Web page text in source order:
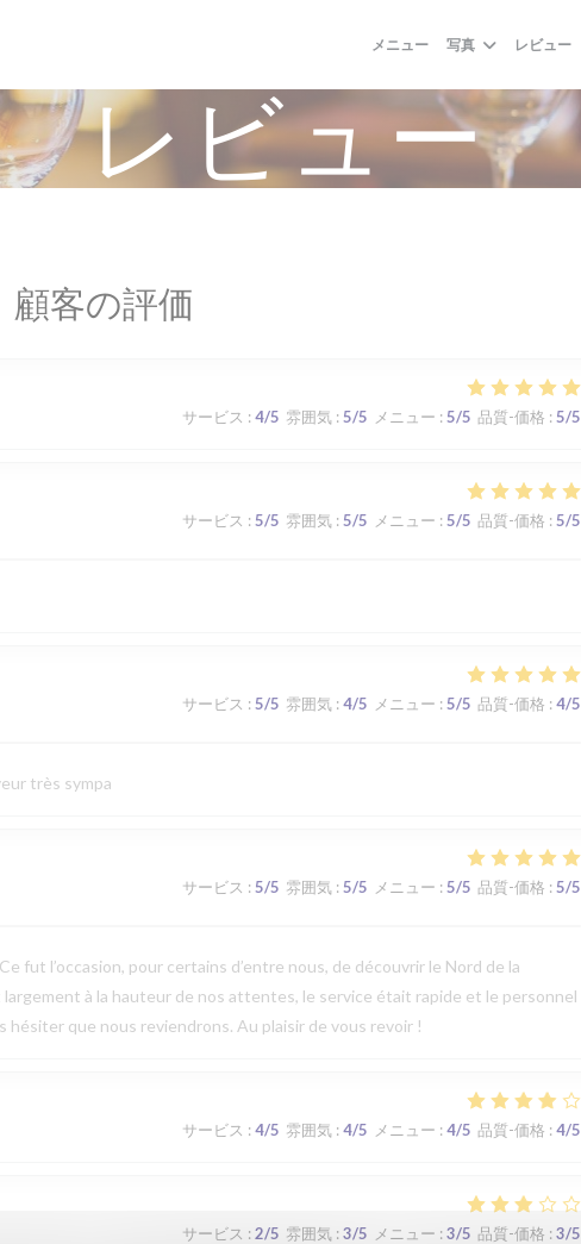
メニュー 写真 レビュー
レビュー
顧客の評価
サービス : 4/5 雰囲気: 5/5 メニュー : 5/5 品質-価格 : 5/5
サービス : 5/5 雰囲気: 5/5 メニュー : 5/5 品質-価格 : 5/5
サービス : 5/5 雰囲気: 4/5 メニュー : 5/5 品質-価格 : 4/5
très sympa
サービス : 5/5 雰囲気: 5/5 メニュー : 5/5 品質-価格 : 5/5
fut l’occasion, pour certains d’entre nous, de découvrir le Nord de la
à la hauteur de nos attentes, le service était rapide et le personnel
hésiter que nous reviendrons. Au plaisir de vous revoir !
サービス : 4/5 雰囲気: 4/5 メニュー : 4/5 品質-価格 : 4/5
サービス : 2/5 雰囲気: 3/5 メニュー : 3/5 品質-価格 : 3/5